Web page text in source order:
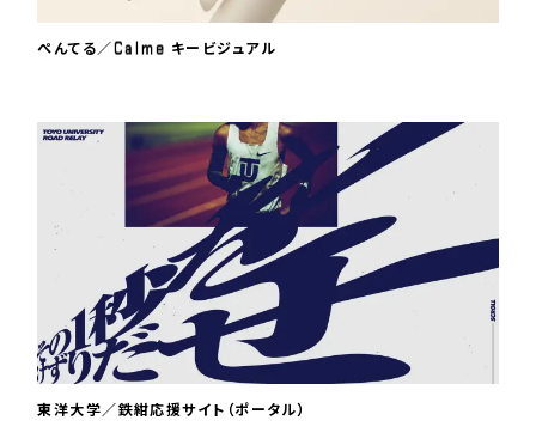
ぺんてる／Calme キービジュアル
東洋大学／鉄紺応援サイト（ポータル）